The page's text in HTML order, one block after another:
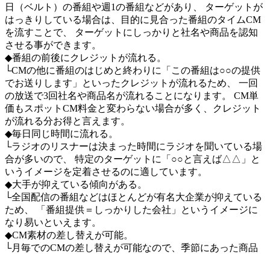
日（ベルト）の番組や週1の番組などがあり、 ターゲットが
はっきりしている場合は、目的に見合った番組のタイムCM
を流すことで、 ターゲットにしっかりと社名や商品を認知
させる事ができます。
◆番組の前後にクレジットが流れる。
└CMの他に番組のはじめと終わりに「この番組は○○の提供
でお送りします」といったクレジットが流れるため、 一回
の放送で3回社名や商品名が流れることになります。 CM単
価もスポットCM料金と変わらない場合が多く、クレジット
が流れる分お得と言えます。
◆毎日同じ時間に流れる。
└ラジオのリスナーは決まった時間にラジオを聞いている場
合が多いので、 特定のターゲットに「○○と言えば△△」と
いうイメージを定着させるのに適しています。
◆大手が抑えている傾向がある。
└全国配信の番組などはほとんどが有名大企業が抑えている
ため、 「番組提供＝しっかりした会社」というイメージに
なり易いといえます。
◆CM素材の差し替えが可能。
└月毎でのCMの差し替えが可能なので、季節にあった商品